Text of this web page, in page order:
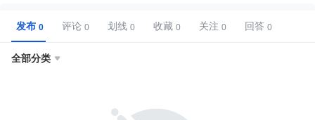
发布 评论 划线 收藏 关注 回答
全部分类 